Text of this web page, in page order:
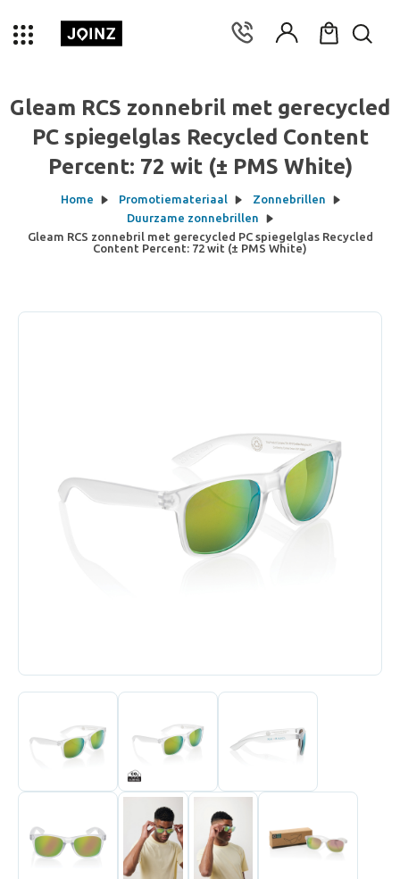
Gleam RCS zonnebril met gerecycled
PC spiegelglas Recycled Content
Percent: 72 wit (± PMS White)
Home Promotiemateriaal
Zonnebrillen
Duurzame zonnebrillen
Gleam RCS zonnebril met gerecycled PC spiegelglas Recycled
Content Percent: 72 wit (± PMS White)